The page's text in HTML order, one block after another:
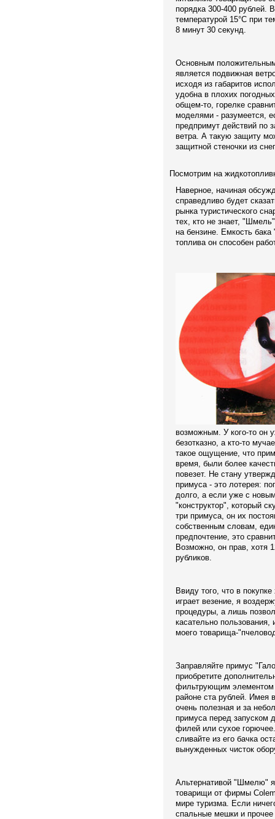
порядка 300-400 рублей.
температурой 15°С при
8 минут 30 секунд.
Основным
является подвижная
исходя из габаритов
удобна в плохих
общем-то, горелке
моделями - разумеется,
предпримут действий по
ветра. А такую защиту
защитной стеночки из
Посмотрим на
Наверное, начиная
справедливо будет
рынка туристического
тех, кто не знает,
на бензине. Емкость
топлива он способен
возможным. У кого-то он
безотказно, а кто-то
такое ощущение, что
время, были более
повезет. Не стану
примуса - это лотерея:
долго, а если уже с
"конструктор", который
три примуса, он их
собственным словам,
предпочтение, это
Возможно, он прав, хотя
рубликов.
Ввиду того, что в
играет везение, я
процедуры, а лишь
касательно пользования,
моего товарища-
Заправляйте примус
приобретите
фильтрующим элементом
районе ста рублей. Имея
очень полезная и за
примуса перед запуском
филей или сухое
сливайте из его бачка
вынужденных чисток
Альтернативой "Шмелю"
товарищи от фирмы
мире туризма. Если
спальные мешки и прочее